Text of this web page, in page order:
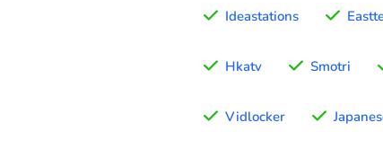
Ideastations
Hkatv Smotri
Vidlocker